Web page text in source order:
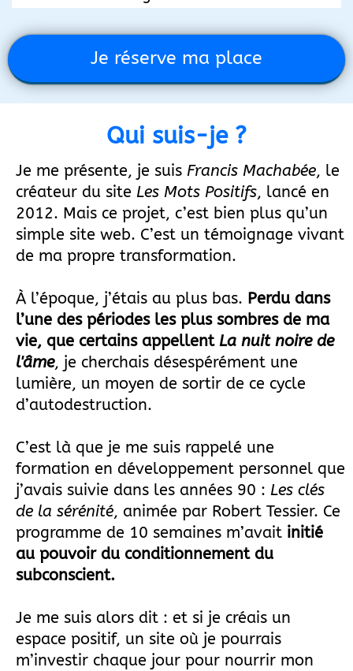
Je réserve ma place
Qui suis-je ?
Je me présente, je suis Francis Machabée, le
créateur du site Les Mots Positifs, lancé en
2012. Mais ce projet, c’est bien plus qu’un
simple site web. C’est un témoignage vivant
de ma propre transformation.
À l’époque, j’étais au plus bas. Perdu dans
l’une des périodes les plus sombres de ma
vie, que certains appellent La nuit noire de
l'âme, je cherchais désespérément une
lumière, un moyen de sortir de ce cycle
d’autodestruction.
C’est là que je me suis rappelé une
formation en développement personnel que
j’avais suivie dans les années 90 : Les clés
de la sérénité, animée par Robert Tessier. Ce
programme de 10 semaines m’avait initié
au pouvoir du conditionnement du
subconscient.
Je me suis alors dit : et si je créais un
espace positif, un site où je pourrais
m’investir chaque jour pour nourrir mon